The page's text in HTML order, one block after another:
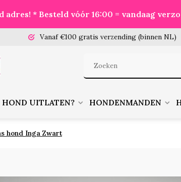
adres! * Besteld vóór 16:00 = vandaag
Vanaf €100 gratis verzending (binnen NL)
HOND UITLATEN? HONDENMANDEN
hond Inga Zwart